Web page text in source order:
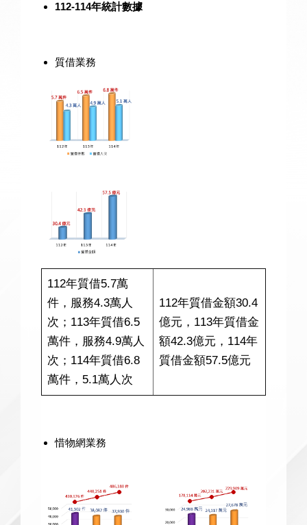
112-114年統計數據
質借業務
112年質借5.7萬
件，服務4.3萬人
次；113年質借6.5
萬件，服務4.9萬人
次；114年質借6.8
萬件，5.1萬人次
112年質借金額30.4
億元，113年質借金
額42.3億元，114年
質借金額57.5億元
惜物網業務